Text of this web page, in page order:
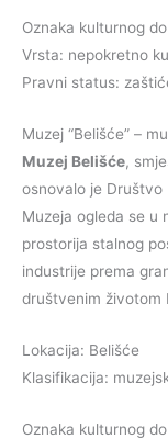
Oznaka kulturnog
Vrsta: nepokretno
Pravni status:
Muzej “Belišće” –
Muzej Belišće,
osnovalo je Društvo
Muzeja ogleda se u
prostorija stalnog
industrije prema
društvenim životom
Lokacija: Belišće
Klasifikacija:
Oznaka kulturnog